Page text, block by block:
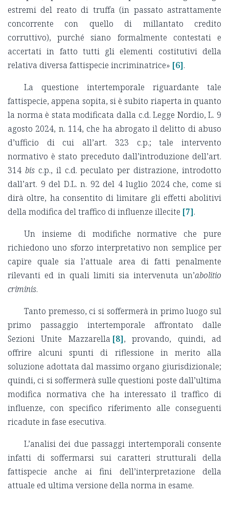
estremi del reato di truffa (in passato astrattamente
concorrente con quello di millantato credito
corruttivo), purché siano formalmente contestati e
accertati in fatto tutti gli elementi costitutivi della
relativa diversa fattispecie incriminatrice» [6].
La questione intertemporale riguardante tale
fattispecie, appena sopita, si è subito riaperta in quanto
la norma è stata modificata dalla c.d. Legge Nordio, L. 9
agosto 2024, n. 114, che ha abrogato il delitto di abuso
d’ufficio di cui all’art. 323 c.p.; tale intervento
normativo è stato preceduto dall’introduzione dell’art.
314 bis c.p., il c.d. peculato per distrazione, introdotto
dall’art. 9 del D.L. n. 92 del 4 luglio 2024 che, come si
dirà oltre, ha consentito di limitare gli effetti abolitivi
della modifica del traffico di influenze illecite [7].
Un insieme di modifiche normative che pure
richiedono uno sforzo interpretativo non semplice per
capire quale sia l’attuale area di fatti penalmente
rilevanti ed in quali limiti sia intervenuta un’abolitio
criminis.
Tanto premesso, ci si soffermerà in primo luogo sul
primo passaggio intertemporale affrontato dalle
Sezioni Unite Mazzarella [8], provando, quindi, ad
offrire alcuni spunti di riflessione in merito alla
soluzione adottata dal massimo organo giurisdizionale;
quindi, ci si soffermerà sulle questioni poste dall’ultima
modifica normativa che ha interessato il traffico di
influenze, con specifico riferimento alle conseguenti
ricadute in fase esecutiva.
L’analisi dei due passaggi intertemporali consente
infatti di soffermarsi sui caratteri strutturali della
fattispecie anche ai fini dell’interpretazione della
attuale ed ultima versione della norma in esame.